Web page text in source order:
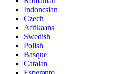
Indonesian
Czech
Afrikaans
Swedish
Polish
Basque
Catalan
Esperanto